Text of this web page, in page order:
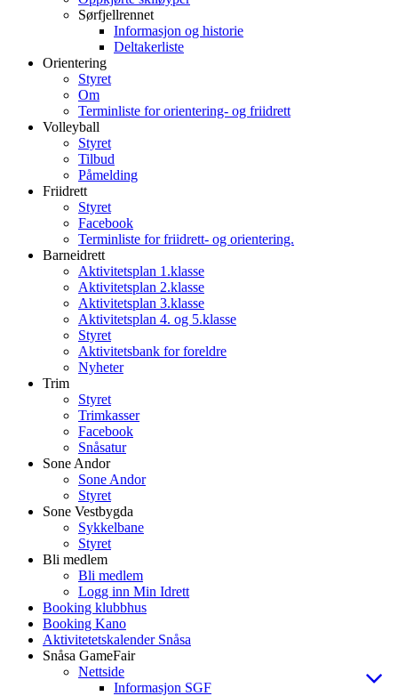
Sørfjellrennet
Informasjon og historie
Deltakerliste
Orientering
Styret
Om
Terminliste for orientering- og friidrett
Volleyball
Styret
Tilbud
Påmelding
Friidrett
Styret
Facebook
Terminliste for friidrett- og orientering.
Barneidrett
Aktivitetsplan 1.klasse
Aktivitetsplan 2.klasse
Aktivitetsplan 3.klasse
Aktivitetsplan 4. og 5.klasse
Styret
Aktivitetsbank for foreldre
Nyheter
Trim
Styret
Trimkasser
Facebook
Snåsatur
Sone Andor
Sone Andor
Styret
Sone Vestbygda
Sykkelbane
Styret
Bli medlem
Bli medlem
Logg inn Min Idrett
Booking klubbhus
Booking Kano
Aktivitetetskalender Snåsa
Snåsa GameFair
Nettside
Informasjon SGF